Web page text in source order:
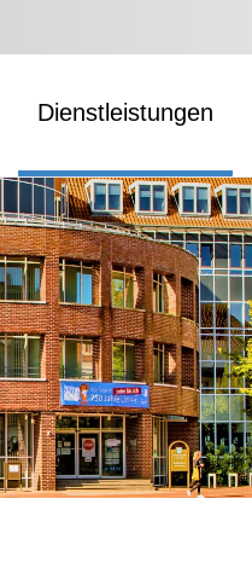
Dienstleistungen